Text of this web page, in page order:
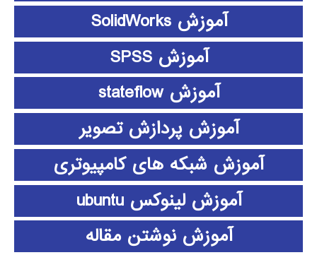
آموزش SolidWorks
آموزش SPSS
آموزش stateflow
آموزش پردازش تصویر
آموزش شبکه های کامپیوتری
آموزش لینوکس ubuntu
آموزش نوشتن مقاله